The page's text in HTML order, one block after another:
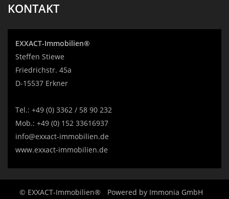
KONTAKT
EXXACT-Immobilien®
Steffen Stiewe
Friedrichstr. 45a
D-15537 Erkner
Tel.: +49 (0) 3362 / 58 90 232
Mob.: +49 (0) 152 33616937
info@exxact-immobilien.de
www.exxact-immobilien.de
© EXXACT-Immobilien® Powered by Immonia GmbH